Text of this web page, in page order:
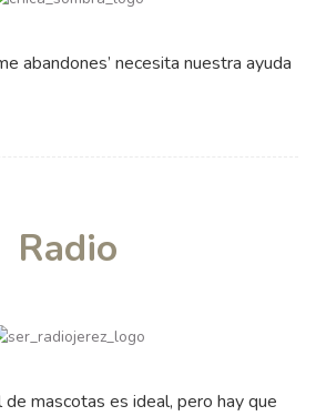
abandones’ necesita nuestra ayuda
Radio
de mascotas es ideal, pero hay que